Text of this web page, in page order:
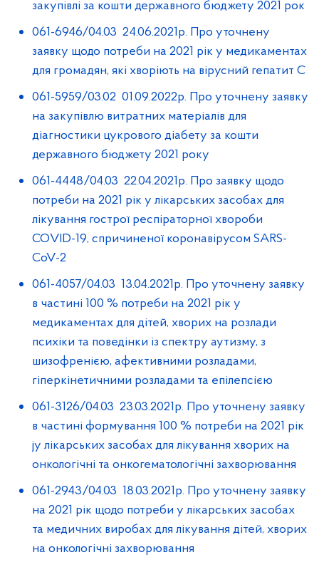
закупівлі за кошти державного бюджету 2021 рок
061-6946/04.03 24.06.2021р. Про уточнену
заявку щодо потреби на 2021 рік у медикаментах
для громадян, які хворіють на вірусний гепатит С
061-5959/03.02 01.09.2022р. Про уточнену заявку
на закупівлю витратних матеріалів для
діагностики цукрового діабету за кошти
державного бюджету 2021 року
061-4448/04.03 22.04.2021р. Про заявку щодо
потреби на 2021 рік у лікарських засобах для
лікування гострої респіраторної хвороби
СОVID-19, спричиненої коронавірусом SARS-
СoV-2
061-4057/04.03 13.04.2021р. Про уточнену заявку
в частині 100 % потреби на 2021 рік у
медикаментах для дітей, хворих на розлади
психіки та поведінки із спектру аутизму, з
шизофренією, афективними розладами,
гіперкінетичними розладами та епілепсією
061-3126/04.03 23.03.2021р. Про уточнену заявку
в частині формування 100 % потреби на 2021 рік
jу лікарських засобах для лікування хворих на
онкологічні та онкогематологічні захворювання
061-2943/04.03 18.03.2021р. Про уточнену заявку
на 2021 рік щодо потреби у лікарських засобах
та медичних виробах для лікування дітей, хворих
на онкологічні захворювання